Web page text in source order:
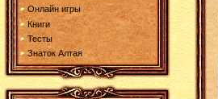
Онлайн игры
Книги
Тесты
Знаток Алтая